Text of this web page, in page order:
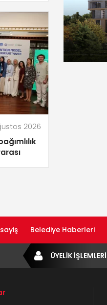
2026
Belediye Haberleri
ÜYELİK İŞLEMLERİ